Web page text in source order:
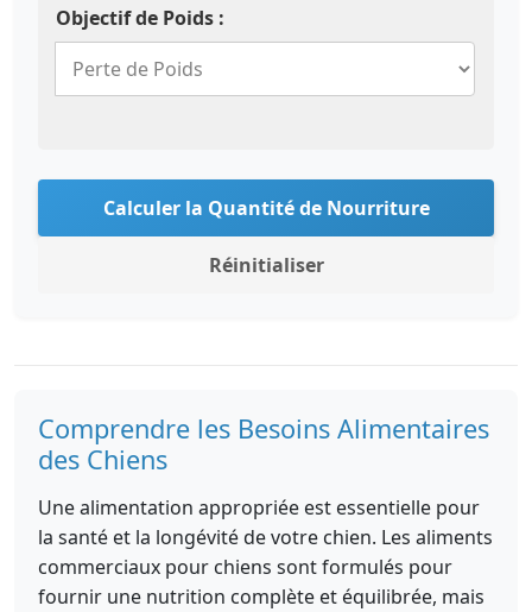
Objectif de Poids :
Calculer la Quantité de Nourriture
Réinitialiser
Comprendre les Besoins Alimentaires
des Chiens
Une alimentation appropriée est essentielle pour
la santé et la longévité de votre chien. Les aliments
commerciaux pour chiens sont formulés pour
fournir une nutrition complète et équilibrée, mais